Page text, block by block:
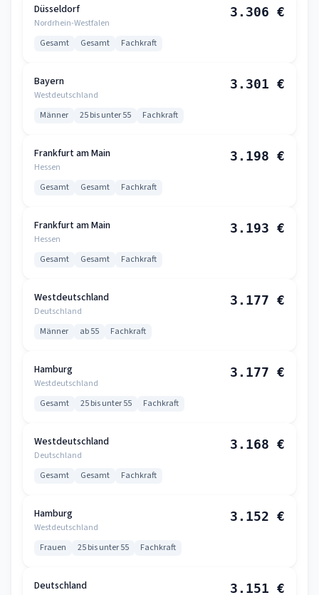
Düsseldorf
Nordrhein-Westfalen
3.306 €
Gesamt Gesamt Fachkraft
Bayern
Westdeutschland
3.301 €
Männer 25 bis unter 55 Fachkraft
Frankfurt am Main
Hessen
3.198 €
Gesamt Gesamt Fachkraft
Frankfurt am Main
Hessen
3.193 €
Gesamt Gesamt Fachkraft
Westdeutschland
Deutschland
3.177 €
Männer ab 55 Fachkraft
Hamburg
Westdeutschland
3.177 €
Gesamt 25 bis unter 55 Fachkraft
Westdeutschland
Deutschland
3.168 €
Gesamt Gesamt Fachkraft
Hamburg
Westdeutschland
3.152 €
Frauen 25 bis unter 55 Fachkraft
Deutschland 3.151 €